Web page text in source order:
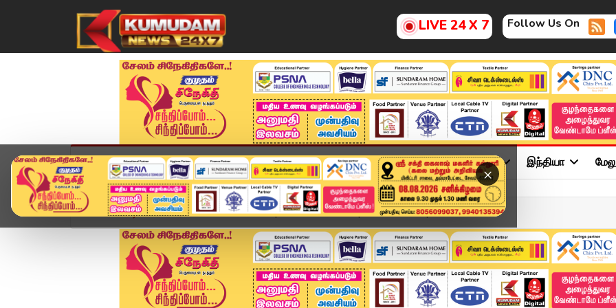
LIVE 24 X 7 Follow Us On
×
முகப்பு விளையாட்டு அண்மை தமிழ்நாடு சினிமா அரசியல் விளையாட்டு இந்தியா
Home வீடியோ ஸ்டோரி Headlines Now | 07 AM Headlines | 17 NOV 2025 |...